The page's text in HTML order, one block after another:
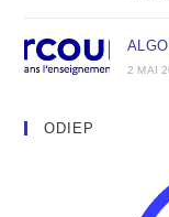
2 MAI
ODIEP